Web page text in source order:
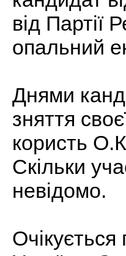
від Партії
опальний
Днями
зняття
користь
Скільки
невідомо.
Очікується